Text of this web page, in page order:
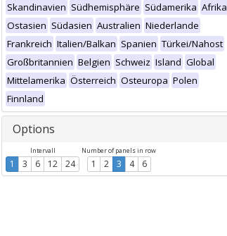
Skandinavien Südhemisphäre Südamerika Afrika
Ostasien Südasien Australien Niederlande
Frankreich Italien/Balkan Spanien Türkei/Nahost
Großbritannien Belgien Schweiz Island Global
Mittelamerika Österreich Osteuropa Polen
Finnland
Options
Intervall
1 3 6 12 24
Number of panels in row
1 2 3 4 6